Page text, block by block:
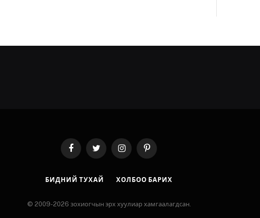
FacebookTwitter InstagramPinterest
БИДНИЙ ТУХАЙ ХОЛБОО БАРИХ
© 2009-2026 зохиогчын эрх хуулиар хамгаалагдсан.